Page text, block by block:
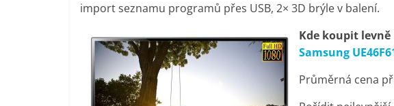
notebooky,
mobilní
import seznamu programů přes USB, 2× 3D brýle v balení.
Kde koupit levně
Samsung
Průměrná cena